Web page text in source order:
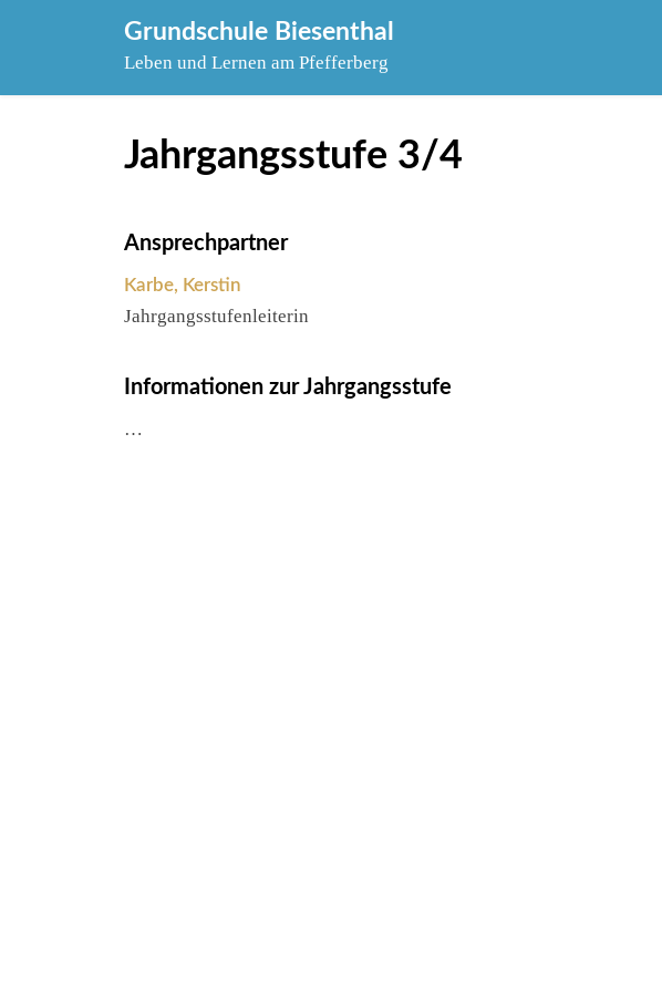
Grundschule Biesenthal
Leben und Lernen am Pfefferberg
Jahrgangsstufe 3/4
Ansprechpartner
Karbe, Kerstin
Jahrgangsstufenleiterin
Informationen zur Jahrgangsstufe
…